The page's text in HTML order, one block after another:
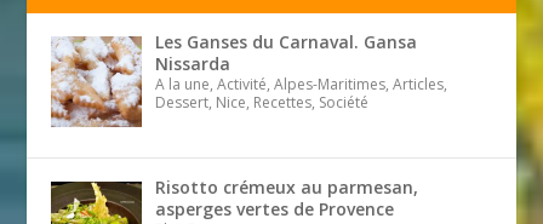
Les Ganses du Carnaval. Gansa
Nissarda
A la une, Activité, Alpes-Maritimes, Articles,
Dessert, Nice, Recettes, Société
Risotto crémeux au parmesan,
asperges vertes de Provence